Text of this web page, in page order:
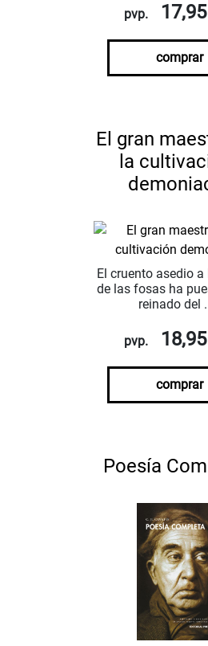
pvp.
comprar
El gran
la
El cruento asedio
de las fosas ha
reinado del
pvp.
comprar
Poesía